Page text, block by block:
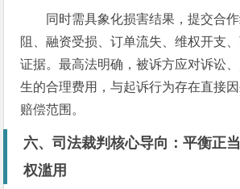
同时需具象化损害结果，提交合
阻、融资受损、订单流失、维权开支
证据。最高法明确，被诉方应对诉讼
生的合理费用，与起诉行为存在直接
赔偿范围。
六、司法裁判核心导向：平衡正
权滥用